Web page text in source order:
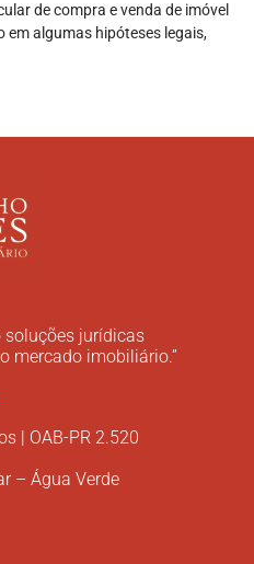
de compra e venda de imóvel
em algumas hipóteses legais,
soluções jurídicas
mercado imobiliário.”
| OAB-PR 2.520
– Água Verde